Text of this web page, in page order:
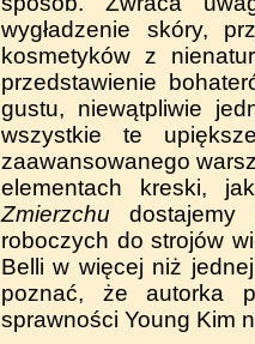
wygładzenie skóry,
kosmetyków z
przedstawienie
gustu, niewątpliwie
wszystkie te
zaawansowanego
elementach kreski,
Zmierzchu dostajemy
roboczych do strojów
Belli w więcej niż
poznać, że autorka
sprawności Young Kim